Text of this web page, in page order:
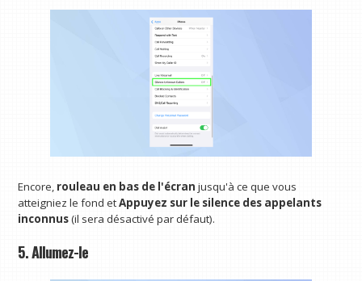
Encore, rouleau en bas de l'écranjusqu'à ce que vous
atteigniez le fond etAppuyez sur le silence des appelants
inconnus(il sera désactivé par défaut).
5. Allumez-le